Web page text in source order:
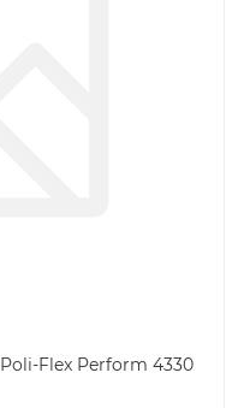
Flex Perform 4330